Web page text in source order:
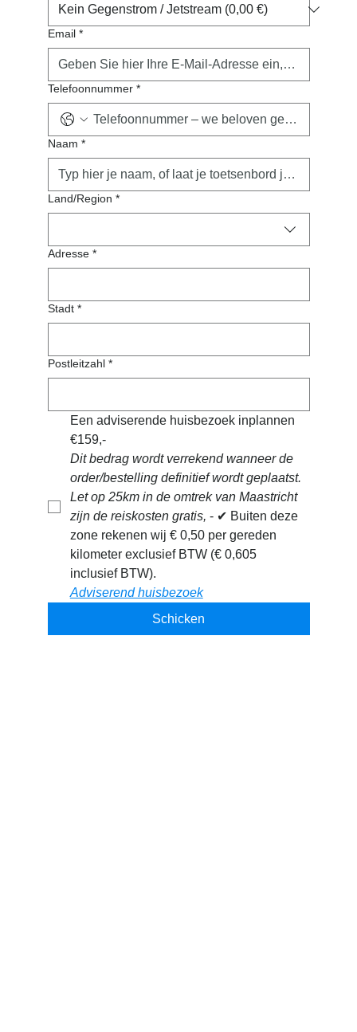
Email *
Telefoonnummer *
Naam *
Adres met meerdere regels
Land/Region *
Adresse *
Stadt *
Postleitzahl *
Een adviserende huisbezoek inplannen
€159,-
Dit bedrag wordt verrekend wanneer de
order/bestelling definitief wordt geplaatst.
Let op 25km in de omtrek van Maastricht
zijn de reiskosten gratis, - ✔ Buiten deze
zone rekenen wij € 0,50 per gereden
kilometer exclusief BTW (€ 0,605
inclusief BTW).
Adviserend huisbezoek
Schicken